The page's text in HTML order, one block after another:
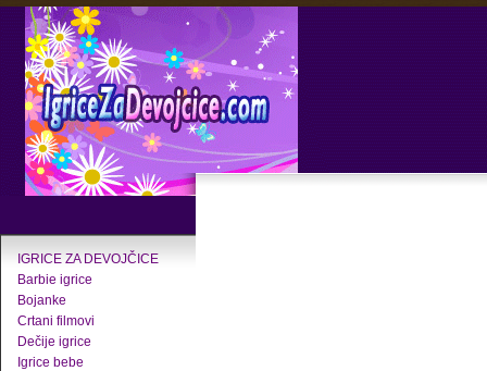
IGRICE ZA DEVOJČICE
Barbie igrice
Bojanke
Crtani filmovi
Dečije igrice
Igrice bebe